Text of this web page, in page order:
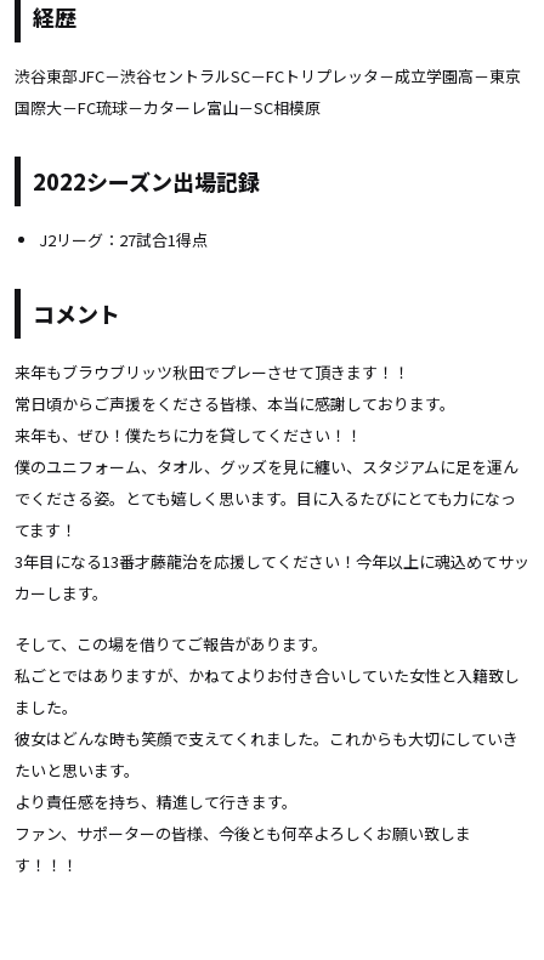
経歴
渋谷東部JFC－渋谷セントラルSC－FCトリプレッタ－成立学園高－東京
国際大－FC琉球－カターレ富山－SC相模原
2022シーズン出場記録
J2リーグ：27試合1得点
コメント
来年もブラウブリッツ秋田でプレーさせて頂きます！！
常日頃からご声援をくださる皆様、本当に感謝しております。
来年も、ぜひ！僕たちに力を貸してください！！
僕のユニフォーム、タオル、グッズを見に纏い、スタジアムに足を運ん
でくださる姿。とても嬉しく思います。目に入るたびにとても力になっ
てます！
3年目になる13番才藤龍治を応援してください！今年以上に魂込めてサッ
カーします。
そして、この場を借りてご報告があります。
私ごとではありますが、かねてよりお付き合いしていた女性と入籍致し
ました。
彼女はどんな時も笑顔で支えてくれました。これからも大切にしていき
たいと思います。
より責任感を持ち、精進して行きます。
ファン、サポーターの皆様、今後とも何卒よろしくお願い致しま
す！！！